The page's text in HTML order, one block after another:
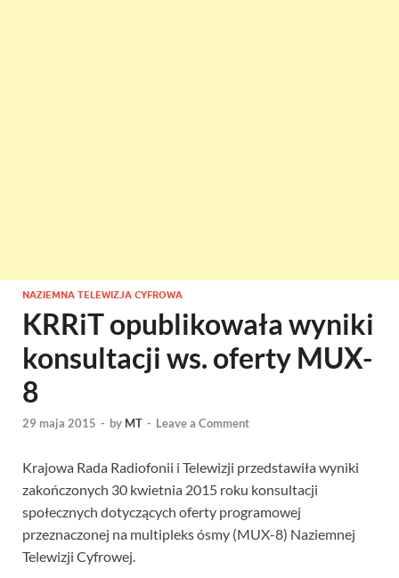
NAZIEMNA TELEWIZJA CYFROWA
KRRiT opublikowała wyniki
konsultacji ws. oferty MUX-
8
29 maja 2015 - by MT - Leave a Comment
Krajowa Rada Radiofonii i Telewizji przedstawiła wyniki
zakończonych 30 kwietnia 2015 roku konsultacji
społecznych dotyczących oferty programowej
przeznaczonej na multipleks ósmy (MUX-8) Naziemnej
Telewizji Cyfrowej.